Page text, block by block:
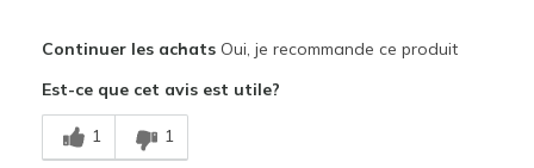
Breathe Well
Comfortable
Continuer les achatsOui, je recommande ce produit
Est-ce que cet avis est utile?
1 1